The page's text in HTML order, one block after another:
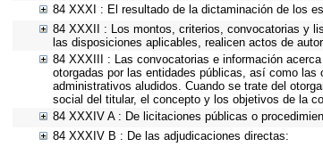
84 XXXI : El resultado de la dictaminación de los
84 XXXII : Los montos, criterios, convocatorias y
las disposiciones aplicables, realicen actos de
84 XXXIII : Las convocatorias e información
otorgadas por las entidades públicas, así como
administrativos aludidos. Cuando se trate del
social del titular, el concepto y los objetivos de la
84 XXXIV A : De licitaciones públicas o
84 XXXIV B : De las adjudicaciones directas: